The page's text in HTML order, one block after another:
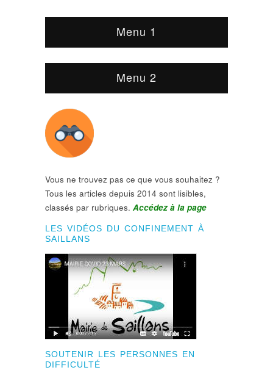
Menu 1
Menu 2
Vous ne trouvez pas ce que vous souhaitez ?
Tous les articles depuis 2014 sont lisibles,
classés par rubriques. Accédez à la page
LES VIDÉOS DU CONFINEMENT À
SAILLANS
SOUTENIR LES PERSONNES EN
DIFFICULTÉ